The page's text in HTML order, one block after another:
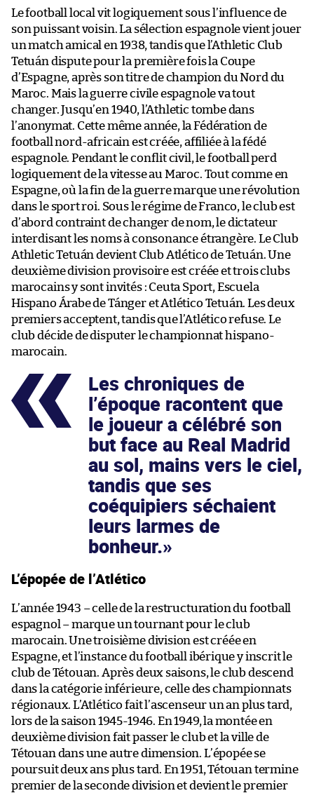
Le football local vit logiquement sous l’influence de
son puissant voisin. La sélection espagnole vient jouer
un match amical en 1938, tandis que l’Athletic Club
Tetuán dispute pour la première fois la Coupe
d’Espagne, après son titre de champion du Nord du
Maroc. Mais la guerre civile espagnole va tout
changer. Jusqu’en 1940, l’Athletic tombe dans
l’anonymat. Cette même année, la Fédération de
football nord-africain est créée, affiliée à la fédé
espagnole. Pendant le conflit civil, le football perd
logiquement de la vitesse au Maroc. Tout comme en
Espagne, où la fin de la guerre marque une révolution
dans le sport roi. Sous le régime de Franco, le club est
d’abord contraint de changer de nom, le dictateur
interdisant les noms à consonance étrangère. Le Club
Athletic Tetuán devient Club Atlético de Tetuán. Une
deuxième division provisoire est créée et trois clubs
marocains y sont invités : Ceuta Sport, Escuela
Hispano Árabe de Tánger et Atlético Tetuán. Les deux
premiers acceptent, tandis que l’Atlético refuse. Le
club décide de disputer le championnat hispano-
marocain.
Les chroniques de
l’époque racontent que
le joueur a célébré son
but face au Real Madrid
au sol, mains vers le ciel,
tandis que ses
coéquipiers séchaient
leurs larmes de
bonheur.
L’épopée de l’Atlético
L’année 1943 – celle de la restructuration du football
espagnol – marque un tournant pour le club
marocain. Une troisième division est créée en
Espagne, et l’instance du football ibérique y inscrit le
club de Tétouan. Après deux saisons, le club descend
dans la catégorie inférieure, celle des championnats
régionaux. L’Atlético fait l’ascenseur un an plus tard,
lors de la saison 1945-1946. En 1949, la montée en
deuxième division fait passer le club et la ville de
Tétouan dans une autre dimension. L’épopée se
poursuit deux ans plus tard. En 1951, Tétouan termine
premier de la seconde division et devient le premier